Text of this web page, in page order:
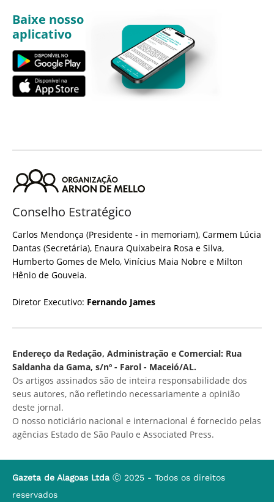
Baixe nosso
aplicativo
Conselho Estratégico
Carlos Mendonça (Presidente - in memoriam), Carmem Lúcia
Dantas (Secretária), Enaura Quixabeira Rosa e Silva,
Humberto Gomes de Melo, Vinícius Maia Nobre e Milton
Hênio de Gouveia.
Diretor Executivo: Fernando James
Endereço da Redação, Administração e Comercial: Rua
Saldanha da Gama, s/nº - Farol - Maceió/AL.
Os artigos assinados são de inteira responsabilidade dos
seus autores, não refletindo necessariamente a opinião
deste jornal.
O nosso noticiário nacional e internacional é fornecido pelas
agências Estado de São Paulo e Associated Press.
Gazeta de Alagoas Ltda Ⓒ 2025 - Todos os direitos
reservados